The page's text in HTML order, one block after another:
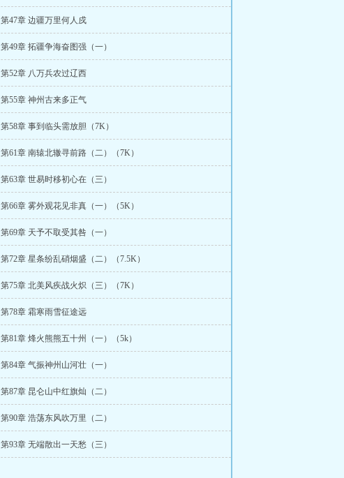
第47章 边疆万里何人戍
第49章 拓疆争海奋图强（一）
第52章 八万兵农过辽西
第55章 神州古来多正气
第58章 事到临头需放胆（7K）
第61章 南辕北辙寻前路（二）（7K）
第63章 世易时移初心在（三）
第66章 雾外观花见非真（一）（5K）
第69章 天予不取受其咎（一）
第72章 星条纷乱硝烟盛（二）（7.5K）
第75章 北美风疾战火炽（三）（7K）
第78章 霜寒雨雪征途远
第81章 烽火熊熊五十州（一）（5k）
第84章 气振神州山河壮（一）
第87章 昆仑山中红旗灿（二）
第90章 浩荡东风吹万里（二）
第93章 无端散出一天愁（三）